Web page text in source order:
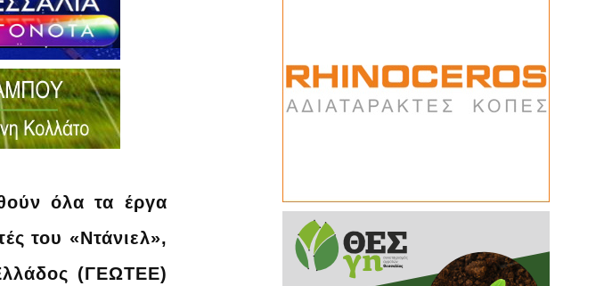
όλα τα έργα
του «Ντάνιελ»,
(ΓΕΩΤΕΕ)